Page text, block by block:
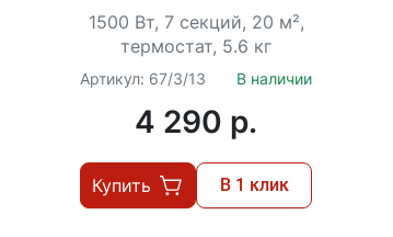
1500 Вт, 7 секций, 20 м²,
термостат, 5.6 кг
Артикул: 67/3/13 В наличии
4 290 p.
Купить В 1 клик